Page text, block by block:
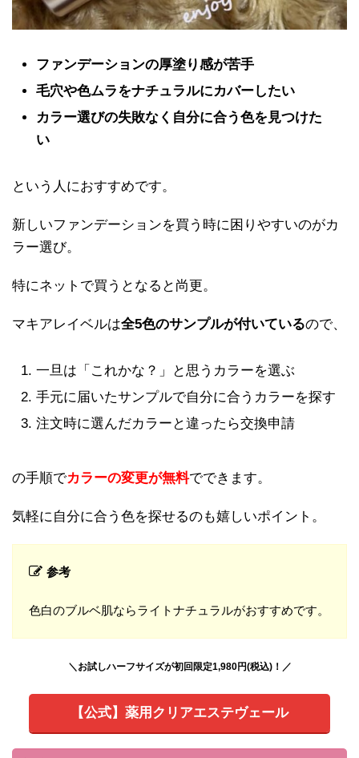
ファンデーションの厚塗り感が苦手
毛穴や色ムラをナチュラルにカバーしたい
カラー選びの失敗なく自分に合う色を見つけた
い
という人におすすめです。
新しいファンデーションを買う時に困りやすいのがカ
ラー選び。
特にネットで買うとなると尚更。
マキアレイベルは全5色のサンプルが付いているので、
一旦は「これかな？」と思うカラーを選ぶ
手元に届いたサンプルで自分に合うカラーを探す
注文時に選んだカラーと違ったら交換申請
の手順でカラーの変更が無料でできます。
気軽に自分に合う色を探せるのも嬉しいポイント。
参考
色白のブルベ肌ならライトナチュラルがおすすめです。
＼お試しハーフサイズが初回限定1,980円(税込)！／
【公式】薬用クリアエステヴェール